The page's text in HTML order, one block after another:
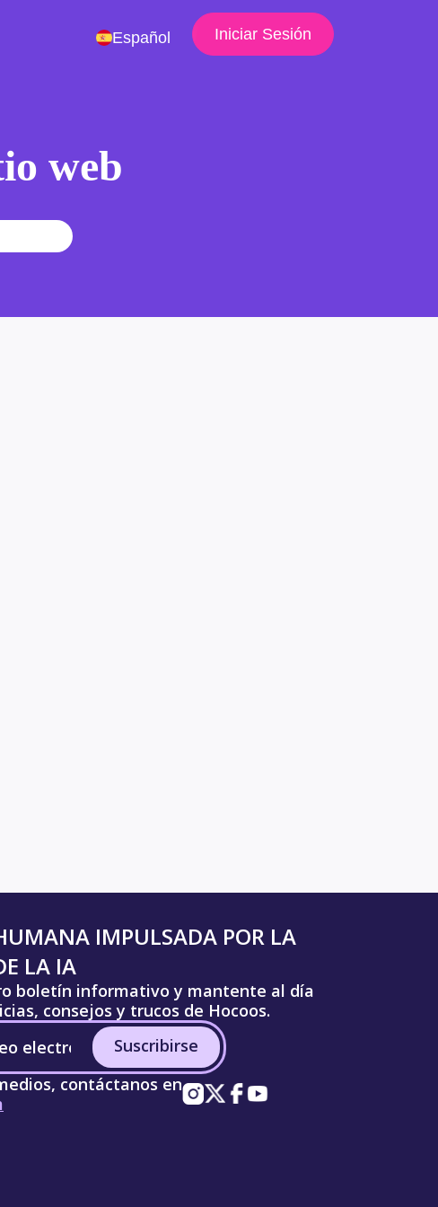
Español Iniciar Sesión
web
IMPULSADA POR LA
LA IA
boletín informativo y mantente al día
consejos y trucos de Hocoos.
Suscribirse
contáctanos en